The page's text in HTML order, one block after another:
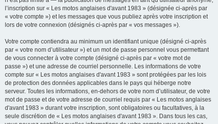
l’inscription sur « Les motos anglaises d'avant 1983 » (désignée ci-après par
« votre compte ») et les messages que vous publiez après votre inscription et
lors de votre connexion (désignés ci-après par « vos messages »).
Votre compte contiendra au minimum un identifiant unique (désigné ci-après
par « votre nom d’utilisateur ») et un mot de passe personnel vous permettant
de vous connecter à votre compte (désigné ci-après par « votre mot de
passe ») et une adresse de courriel personnelle. Les informations de votre
compte sur « Les motos anglaises d'avant 1983 » sont protégées par les lois
de protection des données applicables dans le pays qui héberge notre
serveur. Toutes les informations, en-dehors de votre nom d’utilisateur, de votre
mot de passe et de votre adresse de courriel requis par « Les motos anglaises
d'avant 1983 » durant votre inscription, sont obligatoires ou facultatives, à la
seule discrétion de « Les motos anglaises d'avant 1983 ». Dans tous les cas,